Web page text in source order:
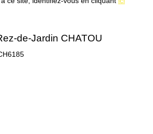
de-Jardin CHATOU